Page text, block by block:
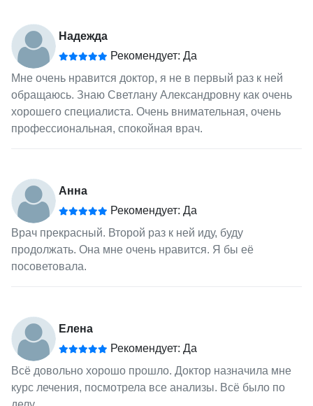
Надежда
Рекомендует: Да
Мне очень нравится доктор, я не в первый раз к ней
обращаюсь. Знаю Светлану Александровну как очень
хорошего специалиста. Очень внимательная, очень
профессиональная, спокойная врач.
Анна
Рекомендует: Да
Врач прекрасный. Второй раз к ней иду, буду
продолжать. Она мне очень нравится. Я бы её
посоветовала.
Елена
Рекомендует: Да
Всё довольно хорошо прошло. Доктор назначила мне
курс лечения, посмотрела все анализы. Всё было по